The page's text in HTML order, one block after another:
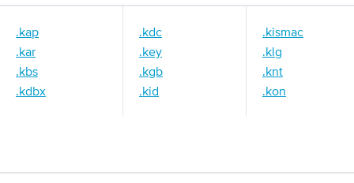
.kap
.kar
.kbs
.kdbx
.kdc
.key
.kgb
.kid
.kismac
.klg
.knt
.kon